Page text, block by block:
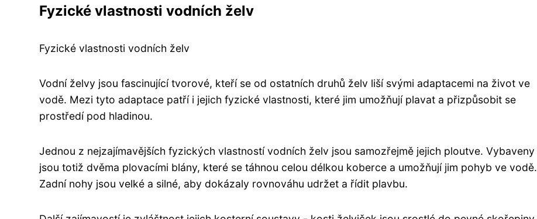
Fyzické vlastnosti vodních želv
Fyzické vlastnosti vodních želv
Vodní želvy jsou fascinující tvorové, kteří se od ostatních druhů želv liší svými adaptacemi na život ve
vodě. Mezi tyto adaptace patří i jejich fyzické vlastnosti, které jim umožňují plavat a přizpůsobit se
prostředí pod hladinou.
Jednou z nejzajímavějších fyzických vlastností vodních želv jsou samozřejmě jejich ploutve. Vybaveny
jsou totiž dvěma plovacími blány, které se táhnou celou délkou koberce a umožňují jim pohyb ve vodě.
Zadní nohy jsou velké a silné, aby dokázaly rovnováhu udržet a řídit plavbu.